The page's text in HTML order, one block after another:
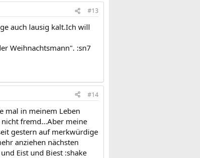
#13
auch lausig kalt.Ich will
Weihnachtsmann". :sn7
#14
mal in meinem Leben
fremd...Aber meine
gestern auf merkwürdige
anziehen nächsten
Eist und Biest :shake